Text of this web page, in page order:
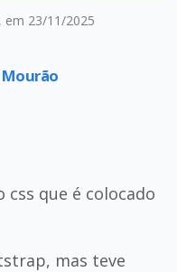
, em 23/11/2025
Mourão
que é colocado
mas teve